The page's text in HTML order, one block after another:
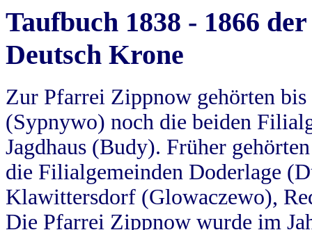
Taufbuch 1838 - 1866
Deutsch Krone
Zur Pfarrei Zippnow gehörten
(Sypnywo) noch die beiden
Jagdhaus (Budy). Früher
die Filialgemeinden Doderlage
Klawittersdorf (Glowaczewo),
Die Pfarrei Zippnow wurde im